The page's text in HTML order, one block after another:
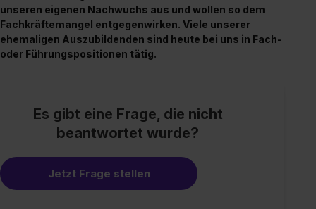
Wirkung für die Zukunft ganz oder teilweise über unsere
Datenschutzerklärung unter dem Punkt „Datenschutz-
Einstellungen“ widerrufen. Weitere Informationen zu den
einzelnen Cookies findest du durch Klick auf „Details
unseren eigenen Nachwuchs aus und wollen so dem
Fachkräftemangel entgegenwirken. Viele unserer
ehemaligen Auszubildenden sind heute bei uns in Fach-
oder Führungspositionen tätig.
Es gibt eine Frage, die nicht
beantwortet wurde?
Jetzt Frage stellen